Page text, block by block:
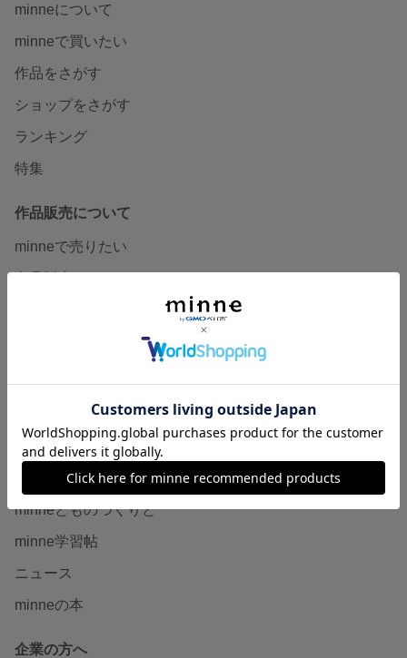
minneについて
minneで買いたい
作品をさがす
ショップをさがす
ランキング
特集
作品販売について
minneで売りたい
販売支援企画・イベント
読みもの
minneとものづくりと
minne学習帖
ニュース
minneの本
企業の方へ